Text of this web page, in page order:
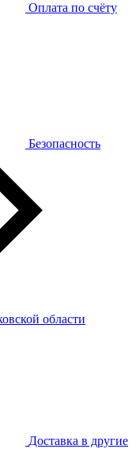
Оплата по счёту
Безопасность
области
Доставка в другие